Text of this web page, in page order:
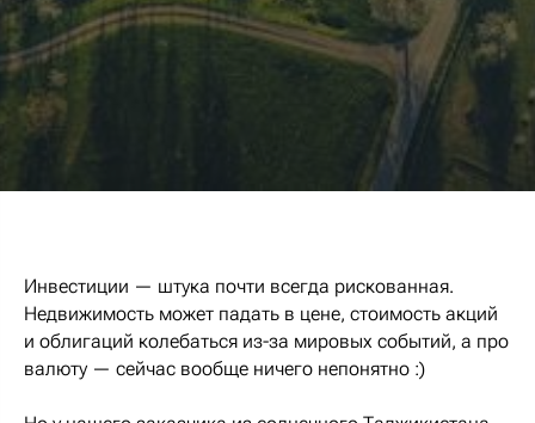
Инвестиции — штука почти всегда рискованная.
Недвижимость может падать в цене, стоимость акций
и облигаций колебаться из-за мировых событий, а про
валюту — сейчас вообще ничего непонятно :)